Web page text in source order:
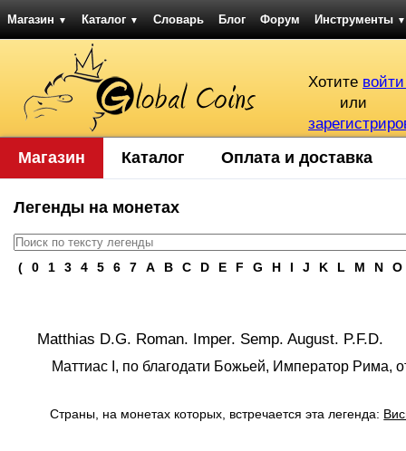
Магазин ▼ Каталог ▼ Словарь Блог Форум Инструменты ▼
Хотите
или
Магазин Каталог Оплата и доставка
Легенды на монетах
( 0 1 3 4 5 6 7 A B C D E F G H I J K L M N O
Matthias D.G. Roman. Imper. Semp. August. P.F.D.
Маттиас I, по благодати Божьей, Император Рима,
Страны, на монетах которых, встречается эта легенда: